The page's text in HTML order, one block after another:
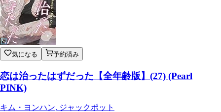
気になる 予約済み
恋は治ったはずだった【全年齢版】(27) (Pearl
PINK)
キム・ヨンハン, ジャックポット